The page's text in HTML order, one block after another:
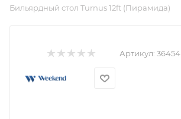
Бильярдный стол Turnus 12ft (Пирамида)
Артикул: 36454